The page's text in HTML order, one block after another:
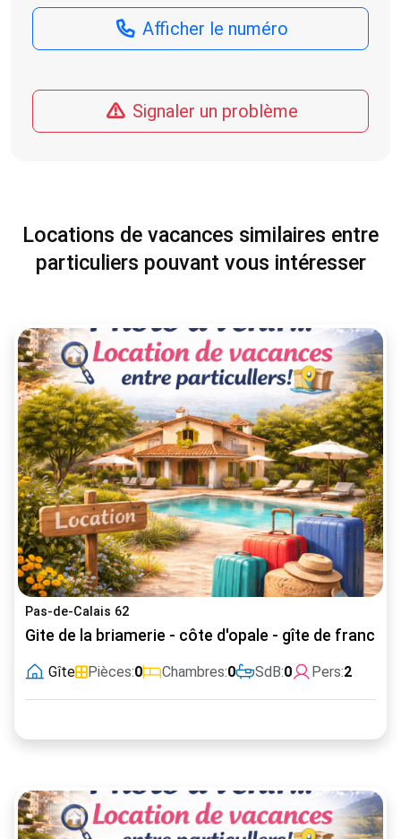
Afficher le numéro
Signaler un problème
Locations de vacances similaires entre
particuliers pouvant vous intéresser
Pas-de-Calais 62
Gite de la briamerie - côte d'opale - gîte de france
Gîte Pièces:0 Chambres:0 SdB:0 Pers:2